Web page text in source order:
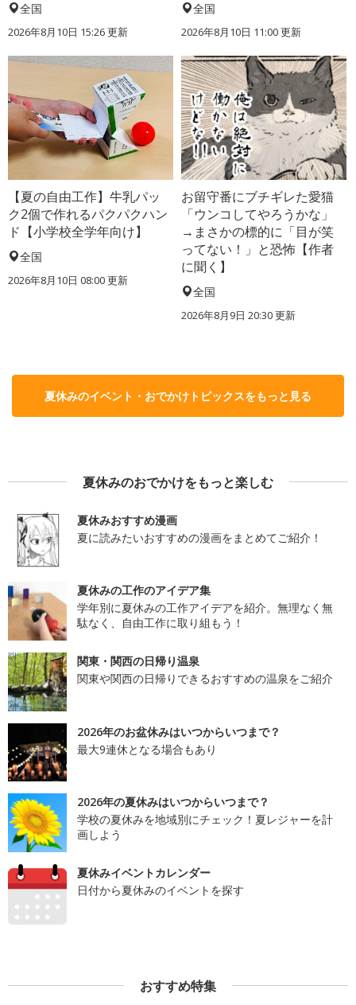
全国
2026年8月10日 15:26更新
全国
2026年8月10日 11:00更新
【夏の自由工作】牛乳パッ
ク2個で作れるパクパクハン
ド【小学校全学年向け】
全国
2026年8月10日 08:00更新
お留守番にブチギレた愛猫
「ウンコしてやろうかな」
→まさかの標的に「目が笑
ってない！」と恐怖【作者
に聞く】
全国
2026年8月9日 20:30更新
夏休みのイベント・おでかけトピックスをもっと見る
夏休みのおでかけをもっと楽しむ
夏休みおすすめ漫画
夏に読みたいおすすめの漫画をまとめてご紹介！
夏休みの工作のアイデア集
学年別に夏休みの工作アイデアを紹介。無理なく無
駄なく、自由工作に取り組もう！
関東・関西の日帰り温泉
関東や関西の日帰りできるおすすめの温泉をご紹介
2026年のお盆休みはいつからいつまで？
最大9連休となる場合もあり
2026年の夏休みはいつからいつまで？
学校の夏休みを地域別にチェック！夏レジャーを計
画しよう
夏休みイベントカレンダー
日付から夏休みのイベントを探す
おすすめ特集